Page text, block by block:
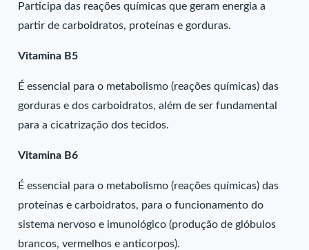
Participa das reações químicas que geram energia a
partir de carboidratos, proteínas e gorduras.
Vitamina B5
É essencial para o metabolismo (reações químicas) das
gorduras e dos carboidratos, além de ser fundamental
para a cicatrização dos tecidos.
Vitamina B6
É essencial para o metabolismo (reações químicas) das
proteínas e carboidratos, para o funcionamento do
sistema nervoso e imunológico (produção de glóbulos
brancos, vermelhos e anticorpos).